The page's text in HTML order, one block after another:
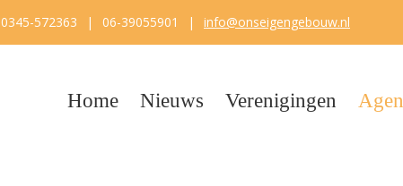
0345-572363 | 06-39055901 | info@onseigengebouw.nl
Home Nieuws Verenigingen